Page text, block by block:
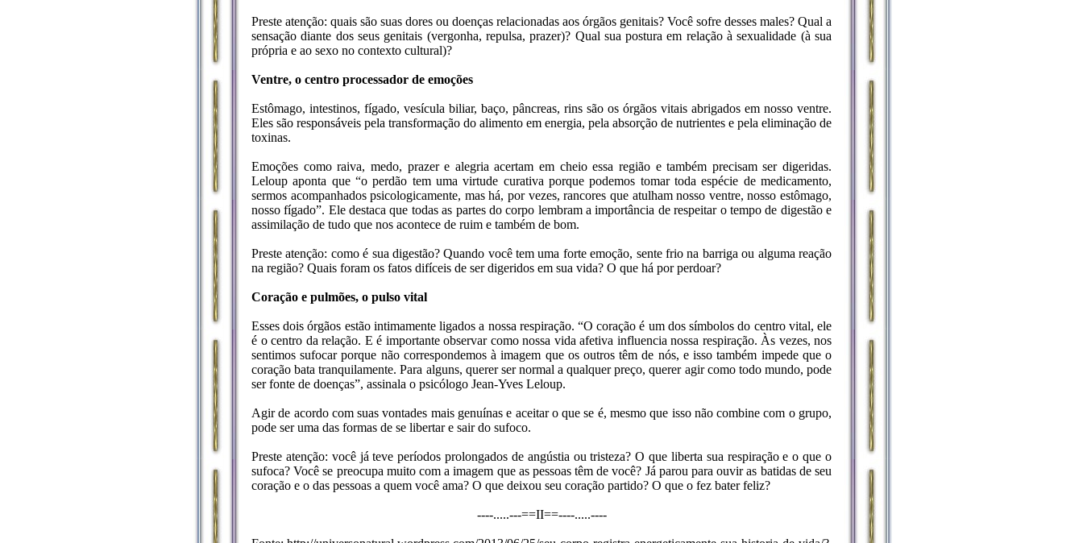
Preste atenção: quais são suas dores ou doenças relacionadas aos órgãos genitais? Você sofre desses males? Qual a
sensação diante dos seus genitais (vergonha, repulsa, prazer)? Qual sua postura em relação à sexualidade (à sua
própria e ao sexo no contexto cultural)?
Ventre, o centro processador de emoções
Estômago, intestinos, fígado, vesícula biliar, baço, pâncreas, rins são os órgãos vitais abrigados em nosso ventre.
Eles são responsáveis pela transformação do alimento em energia, pela absorção de nutrientes e pela eliminação de
toxinas.
Emoções como raiva, medo, prazer e alegria acertam em cheio essa região e também precisam ser digeridas.
Leloup aponta que “o perdão tem uma virtude curativa porque podemos tomar toda espécie de medicamento,
sermos acompanhados psicologicamente, mas há, por vezes, rancores que atulham nosso ventre, nosso estômago,
nosso fígado”. Ele destaca que todas as partes do corpo lembram a importância de respeitar o tempo de digestão e
assimilação de tudo que nos acontece de ruim e também de bom.
Preste atenção: como é sua digestão? Quando você tem uma forte emoção, sente frio na barriga ou alguma reação
na região? Quais foram os fatos difíceis de ser digeridos em sua vida? O que há por perdoar?
Coração e pulmões, o pulso vital
Esses dois órgãos estão intimamente ligados a nossa respiração. “O coração é um dos símbolos do centro vital, ele
é o centro da relação. E é importante observar como nossa vida afetiva influencia nossa respiração. Às vezes, nos
sentimos sufocar porque não correspondemos à imagem que os outros têm de nós, e isso também impede que o
coração bata tranquilamente. Para alguns, querer ser normal a qualquer preço, querer agir como todo mundo, pode
ser fonte de doenças”, assinala o psicólogo Jean-Yves Leloup.
Agir de acordo com suas vontades mais genuínas e aceitar o que se é, mesmo que isso não combine com o grupo,
pode ser uma das formas de se libertar e sair do sufoco.
Preste atenção: você já teve períodos prolongados de angústia ou tristeza? O que liberta sua respiração e o que o
sufoca? Você se preocupa muito com a imagem que as pessoas têm de você? Já parou para ouvir as batidas de seu
coração e o das pessoas a quem você ama? O que deixou seu coração partido? O que o fez bater feliz?
----.....---==II==----.....----